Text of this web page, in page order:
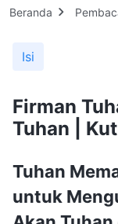
Beranda
Isi
Firman
Tuhan |
Tuhan
untuk